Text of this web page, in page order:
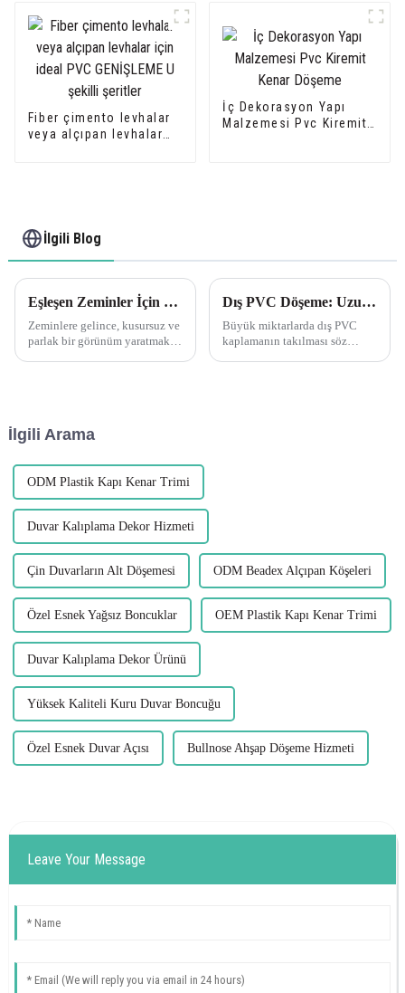
Fiber çimento levhalar
veya alçıpan levhalar
İç Dekorasyon Yapı
Malzemesi Pvc Kiremit
İlgili Blog
Eşleşen Zeminler İçin Geçiş Profillerinin Önemini Anlamak
Zeminlere gelince, kusursuz ve
parlak bir görünüm yaratmak
Dış PVC Döşeme: Uzun Çalışmaları Birleştirmek Herhangi bir yapıştırıcı veya bağlantı elemanı uygulamadan önce iyi bir uyum sağlayıp sağlamadığınızı görmek için parçalarınızı kuru olarak oturtmak her zaman iyi bir fikirdir.
Büyük miktarlarda dış PVC
kaplamanın takılması söz
İlgili Arama
ODM Plastik Kapı Kenar Trimi
Duvar Kalıplama Dekor Hizmeti
Çin Duvarların Alt Döşemesi ODM Beadex Alçıpan Köşeleri
Özel Esnek Yağsız Boncuklar OEM Plastik Kapı Kenar Trimi
Duvar Kalıplama Dekor Ürünü
Yüksek Kaliteli Kuru Duvar Boncuğu
Özel Esnek Duvar Açısı Bullnose Ahşap Döşeme Hizmeti
Leave Your Message